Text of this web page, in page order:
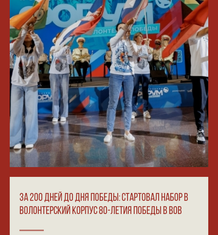
ЗА 200 ДНЕЙ ДО ДНЯ ПОБЕДЫ: СТАРТОВАЛ НАБОР В
ВОЛОНТЕРСКИЙ КОРПУС 80-ЛЕТИЯ ПОБЕДЫ В ВОВ